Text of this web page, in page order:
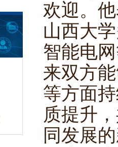
欢迎。
山西大
智能电
来双方
等方面
质提升
同发展